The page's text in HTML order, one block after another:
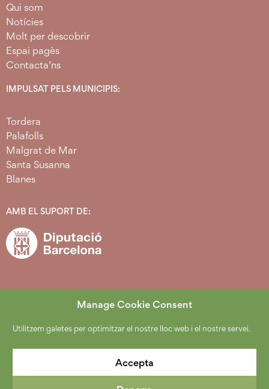
Manage Cookie Consent
Utilitzem galetes per optimitzar el nostre lloc web i el nostre servei.
Accepta
Qui som
Notícies
Molt per descobrir
Espai pagès
Contacta’ns
IMPULSAT PELS MUNICIPIS:
Tordera
Palafolls
Malgrat de Mar
Santa Susanna
Blanes
AMB EL SUPORT DE:
2026 Copyright Espai Agrari Baixa Tordera.Política de protecció de dades.